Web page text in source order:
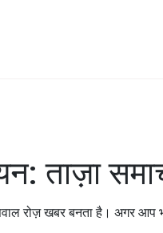
ताज़ा
रोज़ खबर बनता है। अगर आप